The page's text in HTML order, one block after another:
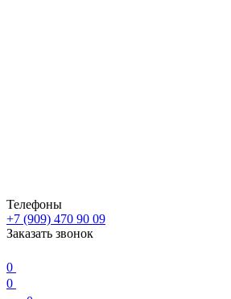
Телефоны
+7 (909) 470 90 09
Заказать звонок
0
0